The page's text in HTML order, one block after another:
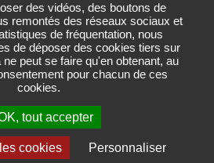
des vidéos, des boutons de
remontés des réseaux sociaux et
de fréquentation, nous
de déposer des cookies tiers sur
peut se faire qu'en obtenant, au
pour chacun de ces
cookies.
tout accepter
cookies Personnaliser
Vallée de la Marne
médiathèques
conservatoires
Le Nautil
économique